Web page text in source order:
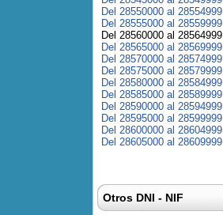
Del 28550000 al 28554999
Del 28555000 al 28559999
Del 28560000 al 28564999
Del 28565000 al 28569999
Del 28570000 al 28574999
Del 28575000 al 28579999
Del 28580000 al 28584999
Del 28585000 al 28589999
Del 28590000 al 28594999
Del 28595000 al 28599999
Del 28600000 al 28604999
Del 28605000 al 28609999
Otros DNI - NIF